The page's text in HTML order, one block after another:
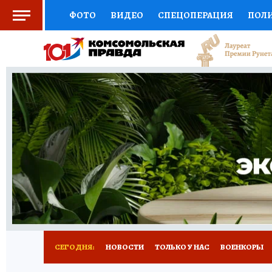
ФОТО ВИДЕО СПЕЦОПЕРАЦИЯ
СОЦПОДДЕРЖКА НАУКА СПОРТ
ВЫБОР ЭКСПЕРТОВ ДОКТОР
КНИЖНАЯ ПОЛКА ПРОГНОЗЫ НА СПОРТ
ПРЕСС-ЦЕНТР НЕДВИЖИМОСТЬ
РАДИО КП РЕКЛАМА ТЕСТЫ НОВОЕ
СЕГОДНЯ: НОВОСТИ ТОЛЬКО У НАС ВОЕНКОРЫ